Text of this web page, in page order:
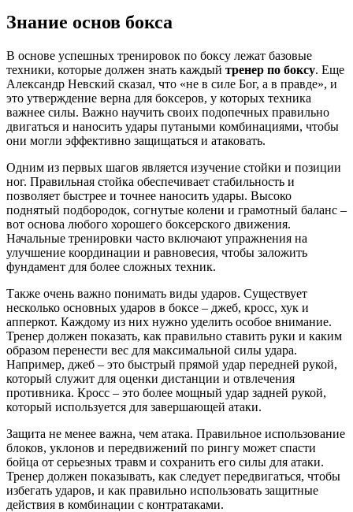
Знание основ бокса
В основе успешных тренировок по боксу лежат базовые
техники, которые должен знать каждый тренер по боксу. Еще
Александр Невский сказал, что «не в силе Бог, а в правде», и
это утверждение верна для боксеров, у которых техника
важнее силы. Важно научить своих подопечных правильно
двигаться и наносить удары путаными комбинациями, чтобы
они могли эффективно защищаться и атаковать.
Одним из первых шагов является изучение стойки и позиции
ног. Правильная стойка обеспечивает стабильность и
позволяет быстрее и точнее наносить удары. Высоко
поднятый подбородок, согнутые колени и грамотный баланс –
вот основа любого хорошего боксерского движения.
Начальные тренировки часто включают упражнения на
улучшение координации и равновесия, чтобы заложить
фундамент для более сложных техник.
Также очень важно понимать виды ударов. Существует
несколько основных ударов в боксе – джеб, кросс, хук и
апперкот. Каждому из них нужно уделить особое внимание.
Тренер должен показать, как правильно ставить руки и каким
образом перенести вес для максимальной силы удара.
Например, джеб – это быстрый прямой удар передней рукой,
который служит для оценки дистанции и отвлечения
противника. Кросс – это более мощный удар задней рукой,
который используется для завершающей атаки.
Защита не менее важна, чем атака. Правильное использование
блоков, уклонов и передвижений по рингу может спасти
бойца от серьезных травм и сохранить его силы для атаки.
Тренер должен показывать, как следует передвигаться, чтобы
избегать ударов, и как правильно использовать защитные
действия в комбинации с контратаками.